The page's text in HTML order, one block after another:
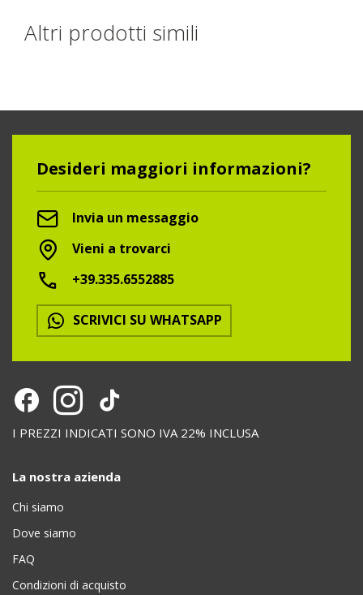
Altri prodotti simili
Desideri maggiori informazioni?
Invia un messaggio
Vieni a trovarci
+39.335.6552885
SCRIVICI SU WHATSAPP
I PREZZI INDICATI SONO IVA 22% INCLUSA
La nostra azienda
Chi siamo
Dove siamo
FAQ
Condizioni di acquisto